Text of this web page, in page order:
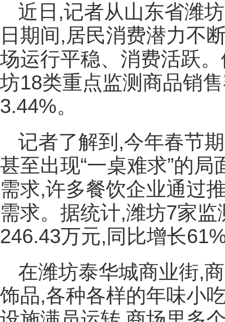
近日,记者从山东省潍
日期间,居民消费潜力不
场运行平稳、消费活跃
坊18类重点监测商品销
3.44%。
记者了解到,今年春节
甚至出现“一桌难求”的
需求,许多餐饮企业通过
需求。据统计,潍坊7家
246.43万元,同比增长
在潍坊泰华城商业街,
饰品,各种各样的年味小